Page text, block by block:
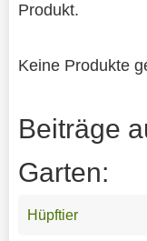
Produkt.
Keine Produkte
Beiträge
Garten:
Hüpftier